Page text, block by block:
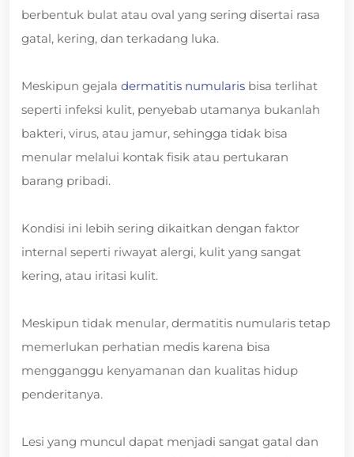
berbentuk bulat atau oval yang sering disertai rasa
gatal, kering, dan terkadang luka.
Meskipun gejala dermatitis numularis bisa terlihat
seperti infeksi kulit, penyebab utamanya bukanlah
bakteri, virus, atau jamur, sehingga tidak bisa
menular melalui kontak fisik atau pertukaran
barang pribadi.
Kondisi ini lebih sering dikaitkan dengan faktor
internal seperti riwayat alergi, kulit yang sangat
kering, atau iritasi kulit.
Meskipun tidak menular, dermatitis numularis tetap
memerlukan perhatian medis karena bisa
mengganggu kenyamanan dan kualitas hidup
penderitanya.
Lesi yang muncul dapat menjadi sangat gatal dan